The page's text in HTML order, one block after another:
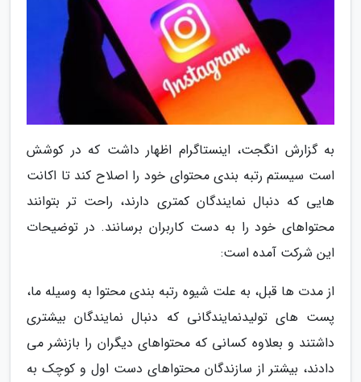
به گزارش انگجت، اینستاگرام اظهار داشت که در کوشش
است سیستم رتبه بندی محتوای خود را اصلاح کند تا اکانت
هایی که دنبال نمایندگان کمتری دارند، راحت تر بتوانند
محتواهای خود را به دست کاربران برسانند. در توضیحات
این شرکت آمده است:
از مدت ها قبل، به علت شیوه رتبه بندی محتوا به وسیله ما،
پست های تولیدنمایندگانی که دنبال نمایندگان بیشتری
داشتند و بعلاوه کسانی که محتواهای دیگران را بازنشر می
دادند، بیشتر از سازندگان محتواهای دست اول و کوچک به